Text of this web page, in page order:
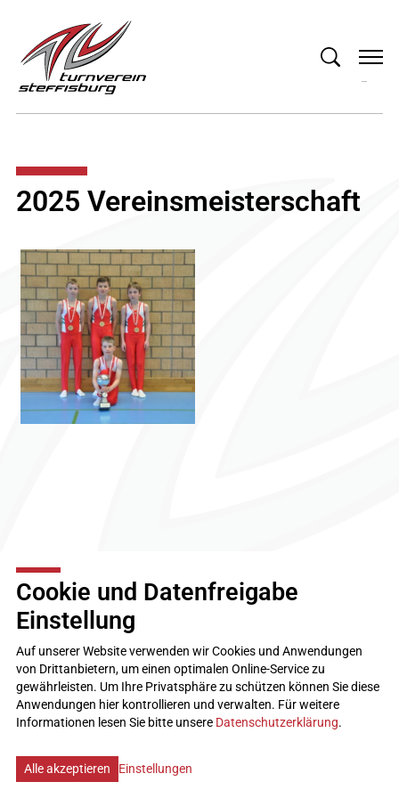
2025 Vereinsmeisterschaft
TV Steffisburg
kontakt
tvsteffisburg.ch
Impressum
Disclaimer
Datenschutz
created by Internetgalerie AG
Cookie und Datenfreigabe
Einstellung
Auf unserer Website verwenden wir Cookies und Anwendungen
von Drittanbietern, um einen optimalen Online-Service zu
gewährleisten. Um Ihre Privatsphäre zu schützen können Sie diese
Anwendungen hier kontrollieren und verwalten. Für weitere
Informationen lesen Sie bitte unsere Datenschutzerklärung.
Alle akzeptieren Einstellungen